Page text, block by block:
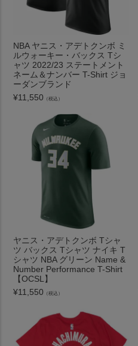
NBA ヤニス・アデトクンボ ミ
ルウォーキー・バックス Tシ
ャツ 2022/23 ステートメント
ネーム＆ナンバー T-Shirt ジョ
ーダンブランド
¥11,550 （税込）
ヤニス・アデトクンボ Tシャ
ツ バックス Tシャツ ナイキ T
シャツ NBA グリーン Name &
Number Performance T-Shirt
【OCSL】
¥11,550 （税込）